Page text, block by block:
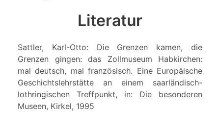
Literatur
Sattler, Karl-Otto: Die Grenzen kamen, die
Grenzen gingen: das Zollmuseum Habkirchen:
mal deutsch, mal französisch. Eine Europäische
Geschichtslehrstätte an einem saarländisch-
lothringischen Treffpunkt, in: Die besonderen
Museen, Kirkel, 1995